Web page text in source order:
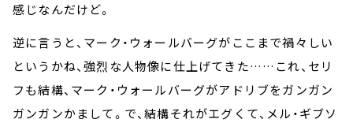
感じなんだけど。
逆に言うと、マーク・ウォールバーグがここまで禍々しい
というかね、強烈な人物像に仕上げてきた……これ、セリ
フも結構、マーク・ウォールバーグがアドリブをガンガン
ガンガンかまして。で、結構それがエグくて、メル・ギブソ